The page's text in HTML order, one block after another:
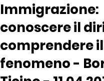
Immigrazione:
conoscere il
comprendere il
fenomeno -